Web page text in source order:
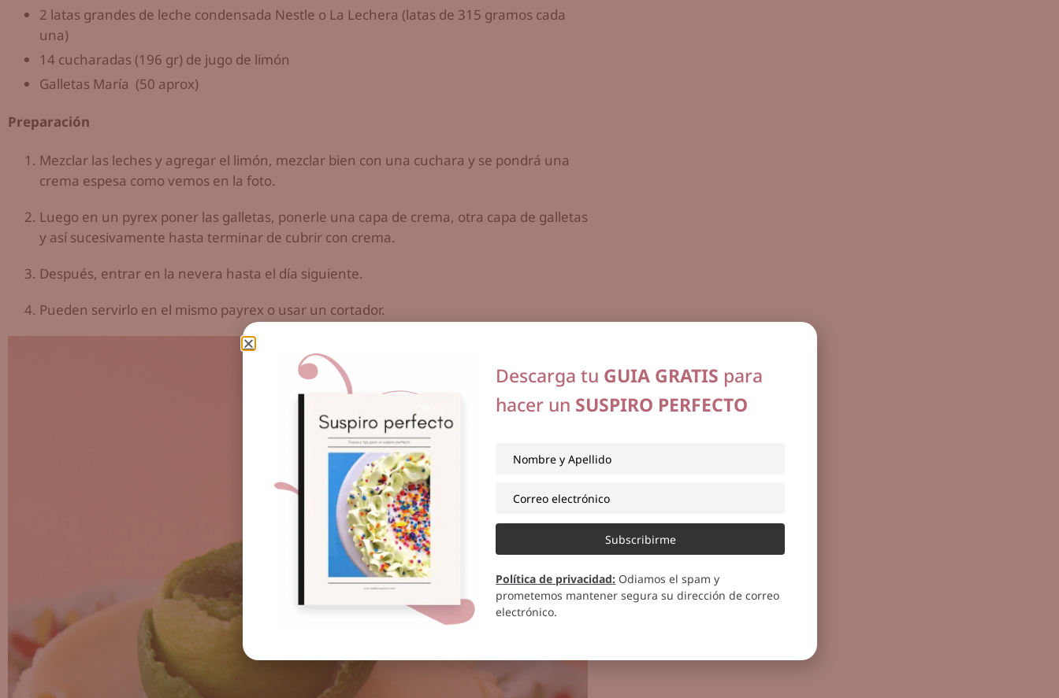
2 latas grandes de leche condensada Nestle o La Lechera (latas de 315 gramos cada
una)
14 cucharadas (196 gr) de jugo de limón
Galletas María (50 aprox)
Preparación
Mezclar las leches y agregar el limón, mezclar bien con una cuchara y se pondrá una
crema espesa como vemos en la foto.
Luego en un pyrex poner las galletas, ponerle una capa de crema, otra capa de galletas
y así sucesivamente hasta terminar de cubrir con crema.
Después, entrar en la nevera hasta el día siguiente.
Pueden servirlo en el mismo payrex o usar un cortador.
Descarga tu GUIA GRATIS para
hacer un SUSPIRO PERFECTO
Subscribirme
Política de privacidad: Odiamos el spam y
prometemos mantener segura su dirección de correo
electrónico.